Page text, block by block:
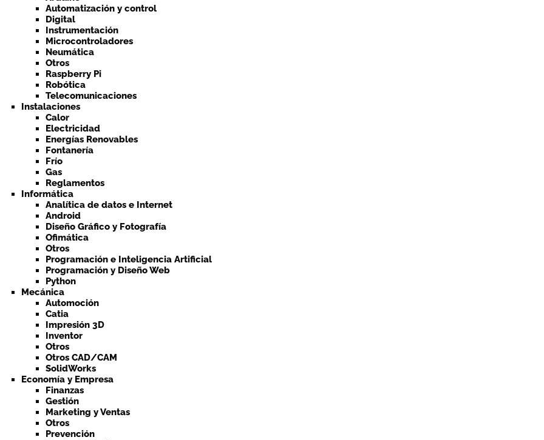
Automatización y control
Digital
Instrumentación
Microcontroladores
Neumática
Otros
Raspberry Pi
Robótica
Telecomunicaciones
Instalaciones
Calor
Electricidad
Energías Renovables
Fontanería
Frío
Gas
Reglamentos
Informática
Analítica de datos e Internet
Android
Diseño Gráfico y Fotografía
Ofimática
Otros
Programación e Inteligencia Artificial
Programación y Diseño Web
Python
Mecánica
Automoción
Catia
Impresión 3D
Inventor
Otros
Otros CAD/CAM
SolidWorks
Economía y Empresa
Finanzas
Gestión
Marketing y Ventas
Otros
Prevención